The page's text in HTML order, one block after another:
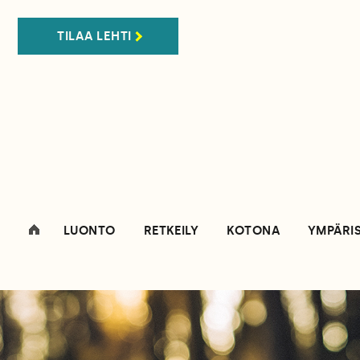
TILAA LEHTI
LUONTO RETKEILY KOTONA